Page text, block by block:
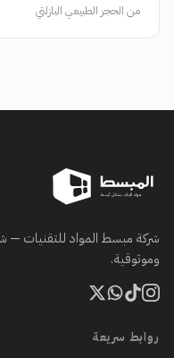
من الحجر الطبيعي البازلتي
شركة مبسط المواد للتقنيات —
وموثوقية.
روابط سريعة